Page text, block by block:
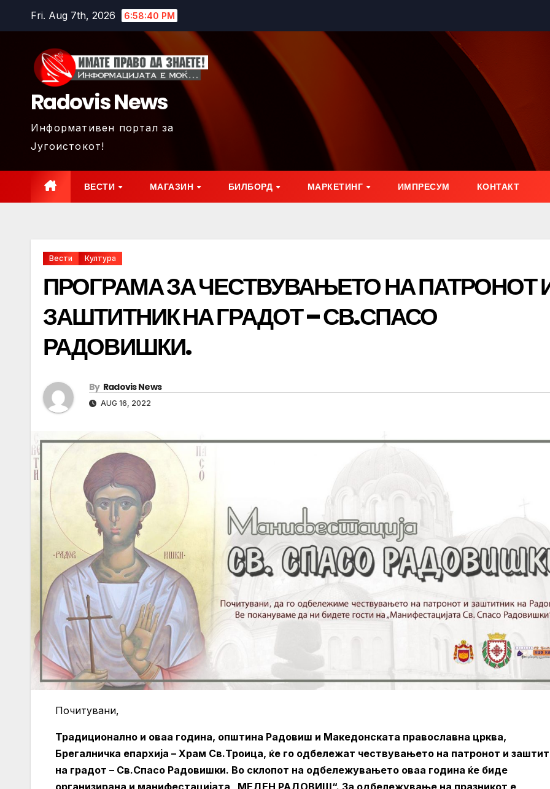
Fri. Aug 7th, 2026 6:58:41 PM
Radovis News
Информативен портал за
Југоистокот!
ВЕСТИ МАГАЗИН БИЛБОРД МАРКЕТИНГ ИМПРЕСУМ КОНТАКТ
Вести Култура
ПРОГРАМА ЗА ЧЕСТВУВАЊЕТО НА ПАТРОНОТ
ЗАШТИТНИК НА ГРАДОТ – СВ.СПАСО
РАДОВИШКИ.
By Radovis News
AUG 16, 2022
Почитувани,
Традиционално и оваа година, општина Радовиш и Македонската православна црква,
Брегалничка епархија – Храм Св.Троица, ќе го одбележат чествувањето на патронот и
на градот – Св.Спасо Радовишки. Во склопот на одбележувањето оваа година ќе биде
организирана и манифестацијата „МЕДЕН РАДОВИШ“. За одбележување на празникот е